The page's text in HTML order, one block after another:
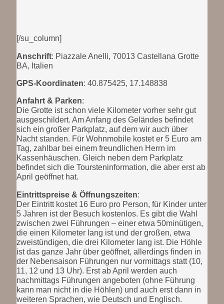
[/su_column]
Anschrift: Piazzale Anelli, 70013 Castellana Grotte
BA, Italien
GPS-Koordinaten: 40.875425, 17.148838
Anfahrt & Parken:
Die Grotte ist schon viele Kilometer vorher sehr gut
ausgeschildert. Am Anfang des Geländes befindet
sich ein großer Parkplatz, auf dem wir auch über
Nacht standen. Für Wohnmobile kostet er 5 Euro am
Tag, zahlbar bei einem freundlichen Herrn im
Kassenhäuschen. Gleich neben dem Parkplatz
befindet sich die Toursteninformation, die aber erst ab
April geöffnet hat.
Eintrittspreise & Öffnungszeiten:
Der Eintritt kostet 16 Euro pro Person, für Kinder unter
5 Jahren ist der Besuch kostenlos. Es gibt die Wahl
zwischen zwei Führungen – einer etwa 50minütigen,
die einen Kilometer lang ist und der großen, etwa
zweistündigen, die drei Kilometer lang ist. Die Höhle
ist das ganze Jahr über geöffnet, allerdings finden in
der Nebensaison Führungen nur vormittags statt (10,
11, 12 und 13 Uhr). Erst ab April werden auch
nachmittags Führungen angeboten (ohne Führung
kann man nicht in die Höhlen) und auch erst dann in
weiteren Sprachen, wie Deutsch und Englisch.